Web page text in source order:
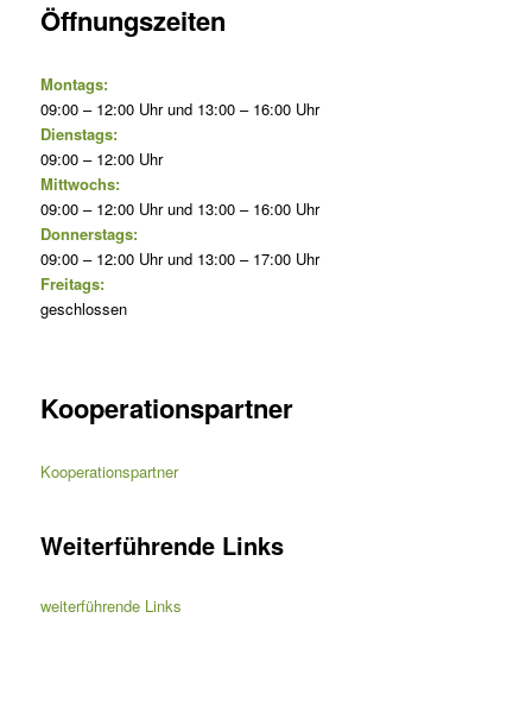
Öffnungszeiten
Montags:
09:00 – 12:00 Uhr und 13:00 – 16:00 Uhr
Dienstags:
09:00 – 12:00 Uhr
Mittwochs:
09:00 – 12:00 Uhr und 13:00 – 16:00 Uhr
Donnerstags:
09:00 – 12:00 Uhr und 13:00 – 17:00 Uhr
Freitags:
geschlossen
Kooperationspartner
Kooperationspartner
Weiterführende Links
weiterführende Links